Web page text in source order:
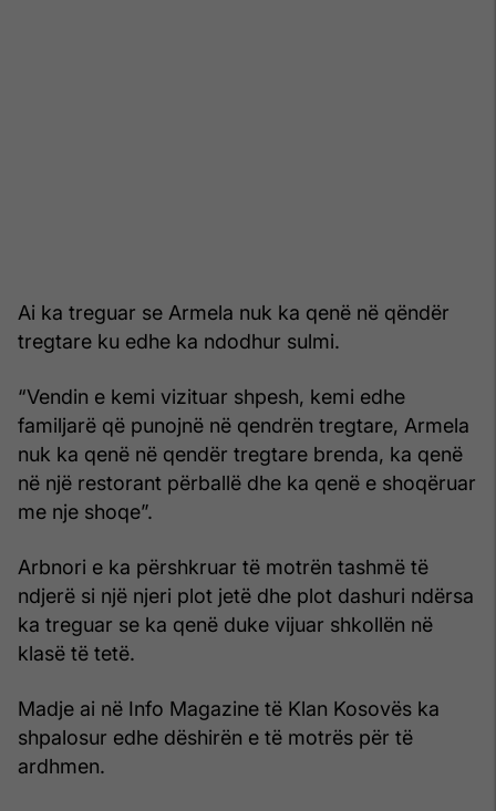
Ai ka treguar se Armela nuk ka qenë në qëndër
tregtare ku edhe ka ndodhur sulmi.
“Vendin e kemi vizituar shpesh, kemi edhe
familjarë që punojnë në qendrën tregtare, Armela
nuk ka qenë në qendër tregtare brenda, ka qenë
në një restorant përballë dhe ka qenë e shoqëruar
me nje shoqe”.
Arbnori e ka përshkruar të motrën tashmë të
ndjerë si një njeri plot jetë dhe plot dashuri ndërsa
ka treguar se ka qenë duke vijuar shkollën në
klasë të tetë.
Madje ai në Info Magazine të Klan Kosovës ka
shpalosur edhe dëshirën e të motrës për të
ardhmen.